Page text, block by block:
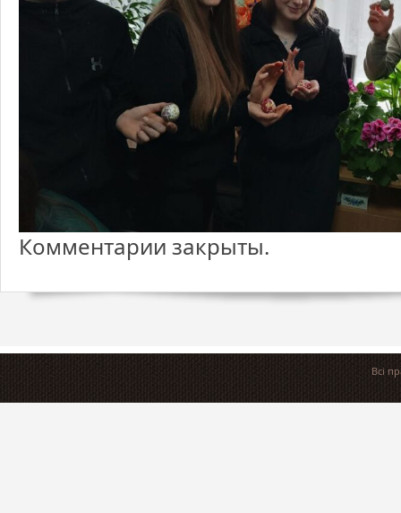
Комментарии закрыты.
Всі